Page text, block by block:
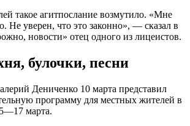
такое агитпослание возмутило. «Мне
Не уверен, что это законно», — сказал в
новости» отец одного из лицеистов.
булочки, песни
Дениченко 10 марта представил
программу для местных жителей в
марта.